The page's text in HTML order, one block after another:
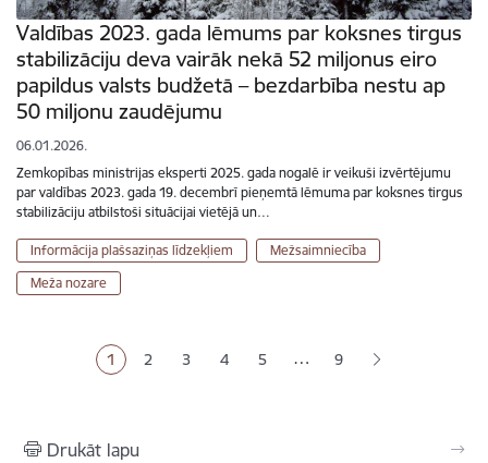
Valdības 2023. gada lēmums par koksnes tirgus
stabilizāciju deva vairāk nekā 52 miljonus eiro
papildus valsts budžetā – bezdarbība nestu ap
50 miljonu zaudējumu
06.01.2026.
Zemkopības ministrijas eksperti 2025. gada nogalē ir veikuši izvērtējumu
par valdības 2023. gada 19. decembrī pieņemtā lēmuma par koksnes tirgus
stabilizāciju atbilstoši situācijai vietējā un…
Informācija plašsaziņas līdzekļiem
Mežsaimniecība
Meža nozare
Pašreizējā lapa
1 Lapa
2 Lapa
3 Lapa
4 Lapa
5 … 9
Drukāt lapu